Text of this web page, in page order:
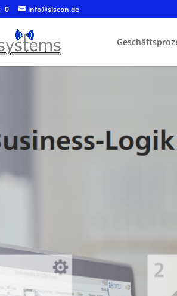
0 info@siscon.de